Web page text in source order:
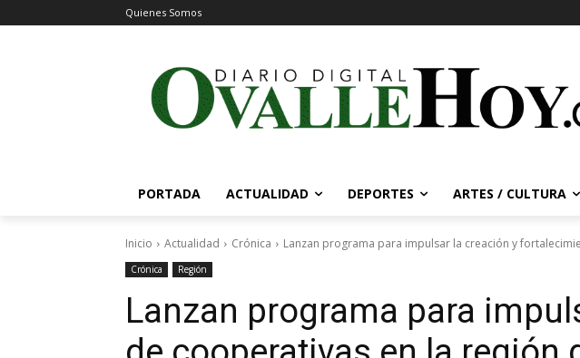
Quienes Somos
PORTADA ACTUALIDAD DEPORTES ARTES / CULTURA
Inicio Actualidad Crónica Lanzan programa para impulsar la creación y
Crónica Región
Lanzan programa para